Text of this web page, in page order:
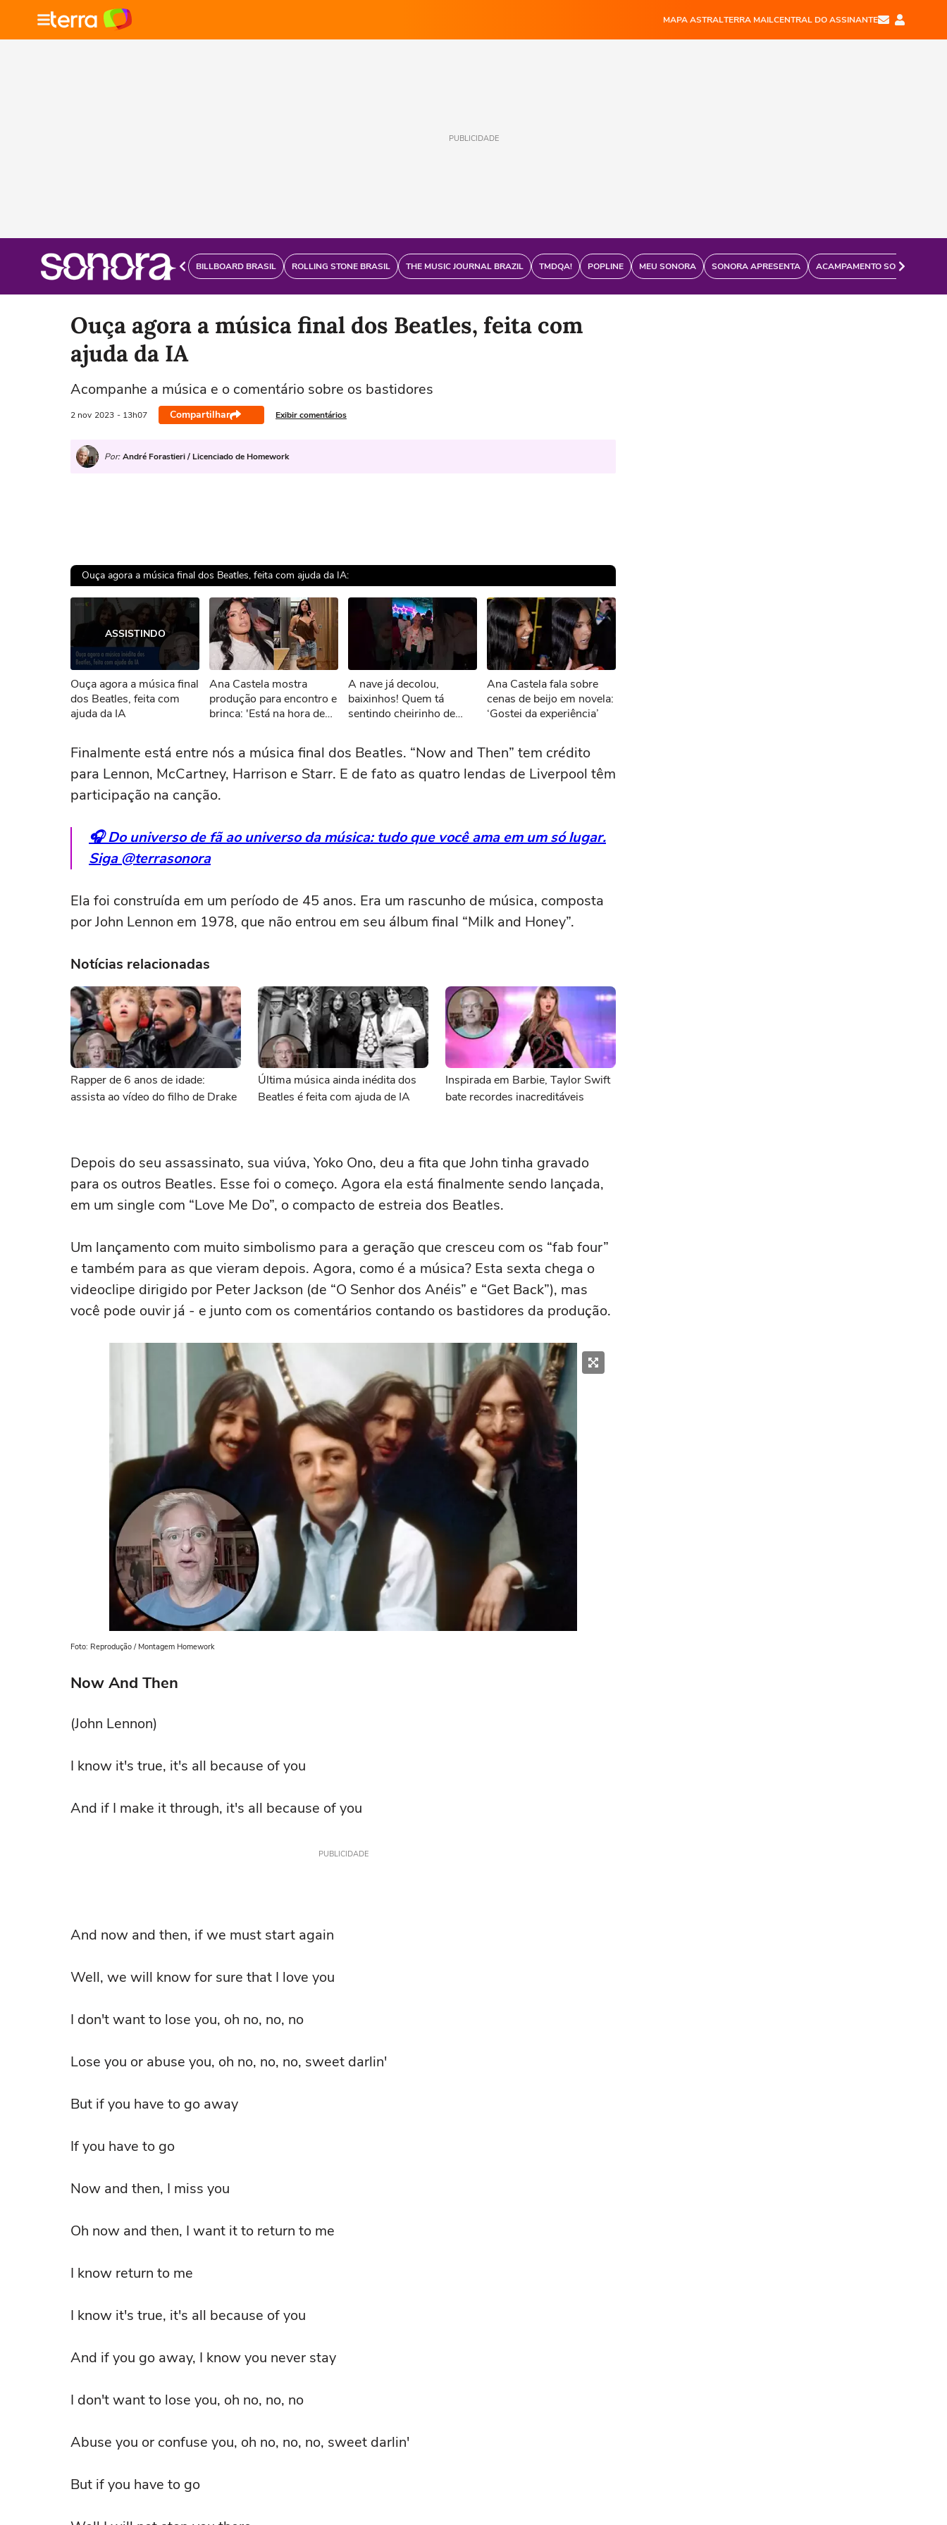
MAPA ASTRALTERRA MAILCENTRAL DO ASSINANTE
PUBLICIDADE
BILLBOARD BRASIL ROLLING STONE BRASIL THE MUSIC JOURNAL BRAZIL TMDQA! POPLINE MEU SONORA SONORA APRESENTA ACAMPAMENTO SONORA
Ouça agora a música final dos Beatles, feita com
ajuda da IA
Acompanhe a música e o comentário sobre os bastidores
2 nov 2023 - 13h07 Compartilhar Exibir comentários
Por: André Forastieri / Licenciado de Homework
Ouça agora a música final dos Beatles, feita com ajuda da IA:
Ops!
Não foi possível reproduzir o vídeo
Tentar novamente
ASSISTINDO
Ouça agora a música final
dos Beatles, feita com
ajuda da IA
Ana Castela mostra
produção para encontro e
brinca: 'Está na hora de
A nave já decolou,
baixinhos! Quem tá
sentindo cheirinho de
#Sonoranapista
Ana Castela fala sobre
cenas de beijo em novela:
‘Gostei da experiência’
Finalmente está entre nós a música final dos Beatles. “Now and Then” tem crédito
para Lennon, McCartney, Harrison e Starr. E de fato as quatro lendas de Liverpool têm
participação na canção.
🎧 Do universo de fã ao universo da música: tudo que você ama em um só lugar.
Siga @terrasonora
Ela foi construída em um período de 45 anos. Era um rascunho de música, composta
por John Lennon em 1978, que não entrou em seu álbum final “Milk and Honey”.
Notícias relacionadas
Rapper de 6 anos de idade:
assista ao vídeo do filho de Drake
Última música ainda inédita dos
Beatles é feita com ajuda de IA
Inspirada em Barbie, Taylor Swift
bate recordes inacreditáveis
Depois do seu assassinato, sua viúva, Yoko Ono, deu a fita que John tinha gravado
para os outros Beatles. Esse foi o começo. Agora ela está finalmente sendo lançada,
em um single com “Love Me Do”, o compacto de estreia dos Beatles.
Um lançamento com muito simbolismo para a geração que cresceu com os “fab four”
e também para as que vieram depois. Agora, como é a música? Esta sexta chega o
videoclipe dirigido por Peter Jackson (de “O Senhor dos Anéis” e “Get Back”), mas
você pode ouvir já - e junto com os comentários contando os bastidores da produção.
Foto: Reprodução / Montagem Homework
Now And Then
(John Lennon)
I know it's true, it's all because of you
And if I make it through, it's all because of you
PUBLICIDADE
And now and then, if we must start again
Well, we will know for sure that I love you
I don't want to lose you, oh no, no, no
Lose you or abuse you, oh no, no, no, sweet darlin'
But if you have to go away
If you have to go
Now and then, I miss you
Oh now and then, I want it to return to me
I know return to me
I know it's true, it's all because of you
And if you go away, I know you never stay
I don't want to lose you, oh no, no, no
Abuse you or confuse you, oh no, no, no, sweet darlin'
But if you have to go